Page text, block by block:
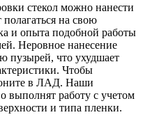
стекол можно нанести
полагаться на свою
и опыта подобной работы
Неровное нанесение
пузырей, что ухудшает
Чтобы
в ЛАД. Наши
выполнят работу с учетом
и типа пленки.